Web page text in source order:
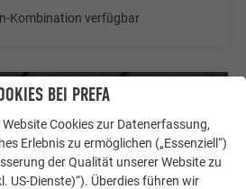
Kombination verfügbar
BEI PREFA
Cookies zur Datenerfassung,
Erlebnis zu ermöglichen („Essenziell“)
der Qualität unserer Website zu
US-Dienste)“). Überdies führen wir